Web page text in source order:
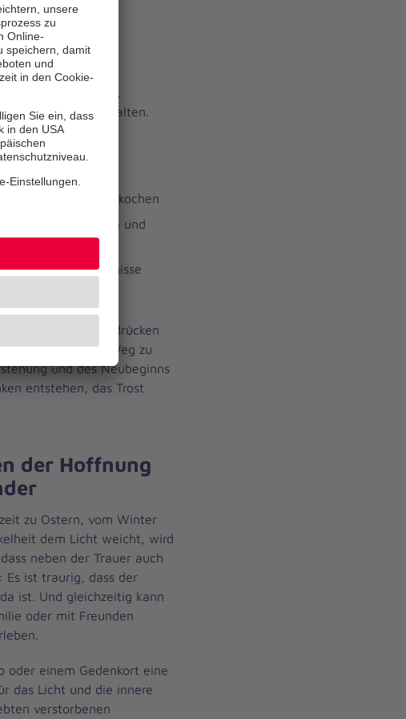
und Halt
aktiv zu gestalten.
mit Kindern:
Person kochen
Fotos, Zeichnungen und
Erlebnisse
ihre Trauer auszudrücken
Auf dem Weg zu
und des Neubeginns
entstehen, das Trost
der Hoffnung
zu Ostern, vom Winter
dem Licht weicht, wird
neben der Trauer auch
Es ist traurig, dass der
ist. Und gleichzeitig kann
oder mit Freunden
oder einem Gedenkort eine
das Licht und die innere
verstorbenen